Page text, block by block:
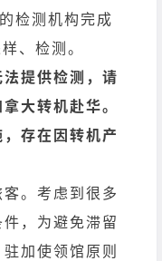
检测机构完成
、检测。
提供检测，请
大转机赴华。
存在因转机产
客。考虑到很多
，为避免滞留
加使领馆原则